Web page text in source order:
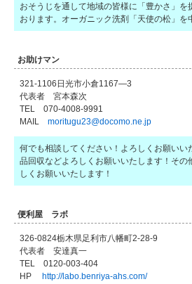
おそうじを通して地域の皆様に「豊かさ」を
おります。オーガニック洗剤「天使の松」を
お助けマン
321-1106日光市小倉1167—3
代表者 宮本森次
TEL 070-4008-9991
MAILmoritugu23@docomo.ne.jp
何でも相談してください！よろしくお願いい
品回収などよろしくお願いいたします！その
しくお願いいたします！
便利屋 ラボ
326-0824栃木県足利市八幡町2-28-9
代表者 安達真一
TEL 0120-003-404
HP http://labo.benriya-ahs.com/